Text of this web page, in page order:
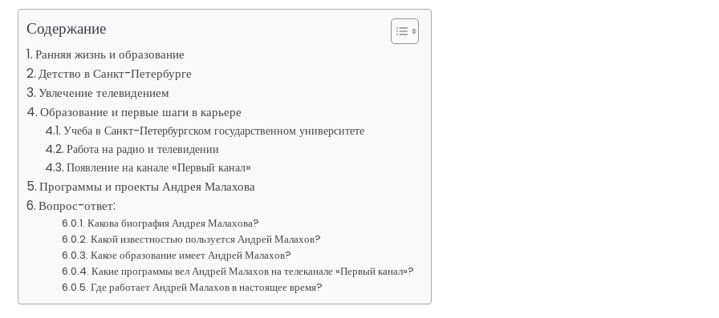
Содержание
Ранняя жизнь и образование
Детство в Санкт-Петербурге
Увлечение телевидением
Образование и первые шаги в карьере
Учеба в Санкт-Петербургском государственном университете
Работа на радио и телевидении
Появление на канале «Первый канал»
Программы и проекты Андрея Малахова
Вопрос-ответ:
Какова биография Андрея Малахова?
Какой известностью пользуется Андрей Малахов?
Какое образование имеет Андрей Малахов?
Какие программы вел Андрей Малахов на телеканале «Первый канал»?
Где работает Андрей Малахов в настоящее время?